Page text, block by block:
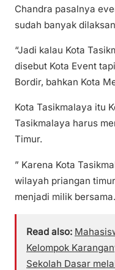
Chandra pasalnya
sudah banyak
“Jadi kalau Kota
disebut Kota Event
Bordir, bahkan Kota
Kota Tasikmalaya itu
Tasikmalaya harus
Timur.
” Karena Kota
wilayah priangan
menjadi milik
Read also:
Kelompok
Sekolah Dasar